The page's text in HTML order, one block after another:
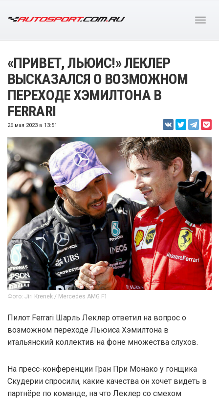
«ПРИВЕТ, ЛЬЮИС!» ЛЕКЛЕР
ВЫСКАЗАЛСЯ О ВОЗМОЖНОМ
ПЕРЕХОДЕ ХЭМИЛТОНА В
FERRARI
26 мая 2023 в 13:51
Фото: Jiri Krenek / Mercedes AMG F1
Пилот Ferrari Шарль Леклер ответил на вопрос о
возможном переходе Льюиса Хэмилтона в
итальянский коллектив на фоне множества слухов.
На пресс-конференции Гран При Монако у гонщика
Скудерии спросили, какие качества он хочет видеть в
партнёре по команде, на что Леклер со смехом